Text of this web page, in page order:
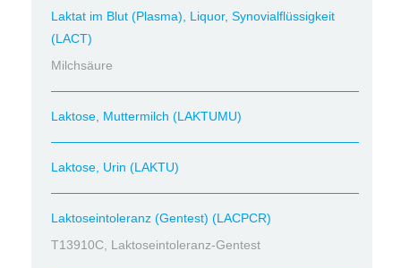
Laktat im Blut (Plasma), Liquor, Synovialflüssigkeit
(LACT)
Milchsäure
Laktose, Muttermilch (LAKTUMU)
Laktose, Urin (LAKTU)
Laktoseintoleranz (Gentest) (LACPCR)
T13910C, Laktoseintoleranz-Gentest